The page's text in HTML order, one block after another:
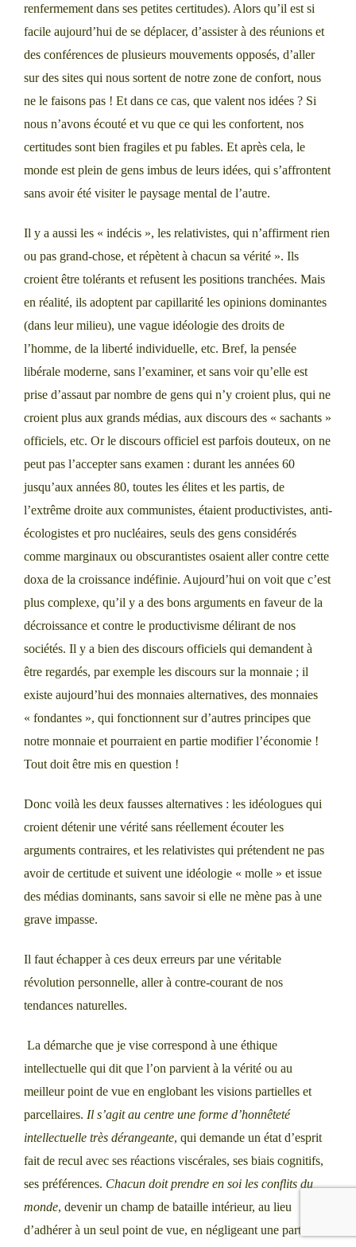
renfermement dans ses petites certitudes). Alors qu’il est si
facile aujourd’hui de se déplacer, d’assister à des réunions et
des conférences de plusieurs mouvements opposés, d’aller
sur des sites qui nous sortent de notre zone de confort, nous
ne le faisons pas ! Et dans ce cas, que valent nos idées ? Si
nous n’avons écouté et vu que ce qui les confortent, nos
certitudes sont bien fragiles et pu fables. Et après cela, le
monde est plein de gens imbus de leurs idées, qui s’affrontent
sans avoir été visiter le paysage mental de l’autre.
Il y a aussi les « indécis », les relativistes, qui n’affirment rien
ou pas grand-chose, et répètent à chacun sa vérité ». Ils
croient être tolérants et refusent les positions tranchées. Mais
en réalité, ils adoptent par capillarité les opinions dominantes
(dans leur milieu), une vague idéologie des droits de
l’homme, de la liberté individuelle, etc. Bref, la pensée
libérale moderne, sans l’examiner, et sans voir qu’elle est
prise d’assaut par nombre de gens qui n’y croient plus, qui ne
croient plus aux grands médias, aux discours des « sachants »
officiels, etc. Or le discours officiel est parfois douteux, on ne
peut pas l’accepter sans examen : durant les années 60
jusqu’aux années 80, toutes les élites et les partis, de
l’extrême droite aux communistes, étaient productivistes, anti-
écologistes et pro nucléaires, seuls des gens considérés
comme marginaux ou obscurantistes osaient aller contre cette
doxa de la croissance indéfinie. Aujourd’hui on voit que c’est
plus complexe, qu’il y a des bons arguments en faveur de la
décroissance et contre le productivisme délirant de nos
sociétés. Il y a bien des discours officiels qui demandent à
être regardés, par exemple les discours sur la monnaie ; il
existe aujourd’hui des monnaies alternatives, des monnaies
« fondantes », qui fonctionnent sur d’autres principes que
notre monnaie et pourraient en partie modifier l’économie !
Tout doit être mis en question !
Donc voilà les deux fausses alternatives : les idéologues qui
croient détenir une vérité sans réellement écouter les
arguments contraires, et les relativistes qui prétendent ne pas
avoir de certitude et suivent une idéologie « molle » et issue
des médias dominants, sans savoir si elle ne mène pas à une
grave impasse.
Il faut échapper à ces deux erreurs par une véritable
révolution personnelle, aller à contre-courant de nos
tendances naturelles.
La démarche que je vise correspond à une éthique
intellectuelle qui dit que l’on parvient à la vérité ou au
meilleur point de vue en englobant les visions partielles et
parcellaires. Il s’agit au centre une forme d’honnêteté
intellectuelle très dérangeante, qui demande un état d’esprit
fait de recul avec ses réactions viscérales, ses biais cognitifs,
ses préférences. Chacun doit prendre en soi les conflits du
monde, devenir un champ de bataille intérieur, au lieu
d’adhérer à un seul point de vue, en négligeant une partie du